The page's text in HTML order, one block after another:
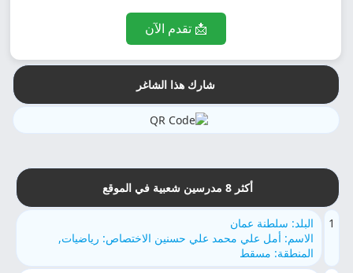
📩 تقدم الآن
شارك هذا الشاغر
أكثر 8 مدرسين شعبية في الموقع
1
البلد: سلطنة عمان
الاسم: أمل علي محمد علي حسنين الاختصاص: رياضيات,
المنطقة: مسقط